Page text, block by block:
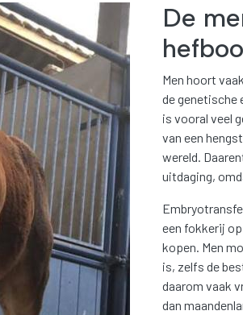
De
Men hoort
de genetische
is vooral veel
van een
wereld.
uitdaging,
een fokkerij
kopen. Men
is, zelfs de
daarom vaak
dan